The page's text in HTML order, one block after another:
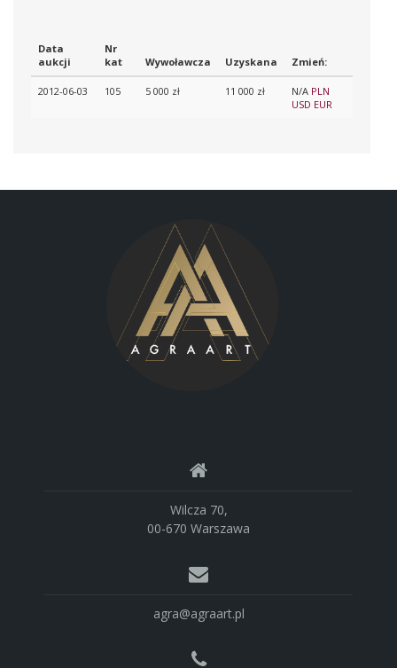
Data
aukcji
Nr
kat
Wywoławcza Uzyskana Zmień:
2012-06-03 105 5 000 zł 11 000 zł N/A PLN
USD EUR
Wilcza 70,
00-670 Warszawa
agra@agraart.pl